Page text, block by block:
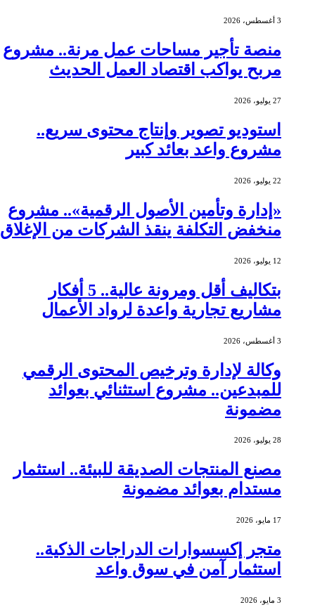
3 أغسطس، 2026
منصة تأجير مساحات عمل مرنة.. مشروع
مربح يواكب اقتصاد العمل الحديث
27 يوليو، 2026
استوديو تصوير وإنتاج محتوى سريع..
مشروع واعد بعائد كبير
22 يوليو، 2026
«إدارة وتأمين الأصول الرقمية».. مشروع
منخفض التكلفة ينقذ الشركات من الإغلاق
12 يوليو، 2026
بتكاليف أقل ومرونة عالية.. 5 أفكار
مشاريع تجارية واعدة لرواد الأعمال
3 أغسطس، 2026
وكالة لإدارة وترخيص المحتوى الرقمي
للمبدعين.. مشروع استثنائي بعوائد
مضمونة
28 يوليو، 2026
مصنع المنتجات الصديقة للبيئة.. استثمار
مستدام بعوائد مضمونة
17 مايو، 2026
متجر إكسسوارات الدراجات الذكية..
استثمار آمن في سوق واعد
3 مايو، 2026